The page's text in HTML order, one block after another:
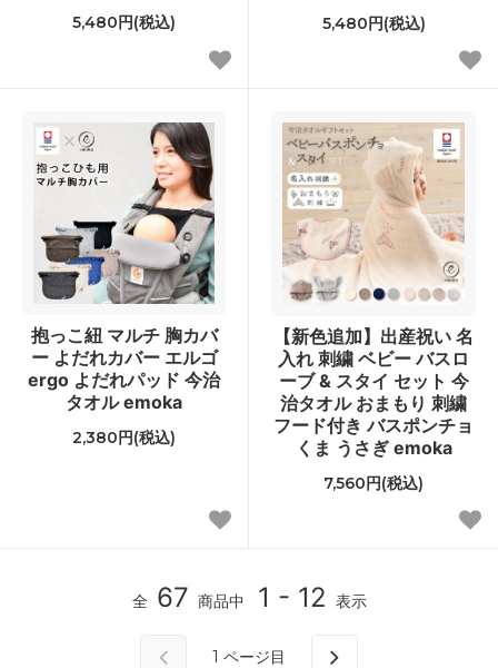
5,480円(税込) 5,480円(税込)
抱っこ紐 マルチ 胸カバ
ー よだれカバー エルゴ
ergo よだれパッド 今治
タオル emoka
2,380円(税込)
【新色追加】出産祝い 名
入れ 刺繍 ベビー バスロ
ーブ & スタイ セット 今
治タオル おまもり 刺繍
フード付き バスポンチョ
くま うさぎ emoka
7,560円(税込)
全 67 商品中 1 - 12 表示
1 ページ目